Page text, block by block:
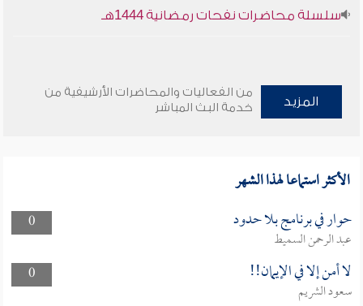
سلسلة محاضرات نفحات رمضانية 1444هـ
المزيد
من الفعاليات والمحاضرات الأرشيفية من
خدمة البث المباشر
الأكثر استماعا لهذا الشهر
0 حوار في برنامج بلا حدود
عبد الرحمن السميط
0
لا أمن إلا في الإيمان!!
سعود الشريم